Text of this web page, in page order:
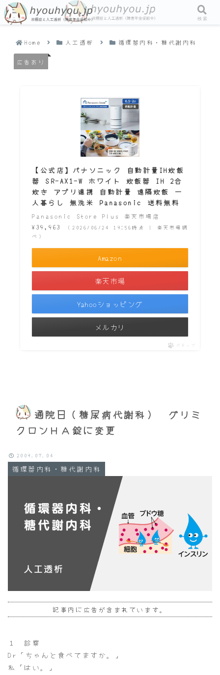
Home 人工透析 循環器内科・糖代謝内科
広告あり
通院日（糖尿病代謝科） グリミ
クロンＨＡ錠に変更
循環器内科・糖代謝内科
2009.07.04
記事内に広告が含まれています。
【公式店】パナソニック 自動計量IH炊飯
器 SR-AX1-W ホワイト 炊飯器 IH 2合
炊き アプリ連携 自動計量 遠隔炊飯 一
人暮らし 無洗米 Panasonic 送料無料
Panasonic Store Plus 楽天市場店
¥39,963
（2026/06/24 19:56時点 | 楽天市場調
べ）
Amazon
楽天市場
Yahooショッピング
メルカリ
ポチップ
１ 診察
Dr「ちゃんと食べてますか。」
私「はい。」
メニュー 検索